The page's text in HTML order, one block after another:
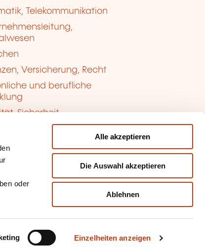
oder
Einzelheiten anzeigen
Alle akzeptieren
Die Auswahl akzeptieren
Ablehnen
Telekommunikation
Versicherung, Recht
und berufliche
Sicherheit